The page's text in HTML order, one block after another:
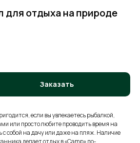
для отдыха на природе
Заказать
если вы увлекаетесь рыбалкой,
или просто любите проводить время на
с собой на дачу или даже на пляж. Наличие